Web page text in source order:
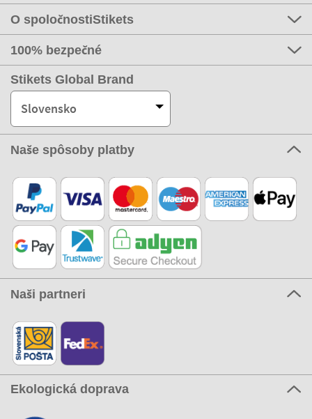
O spoločnostiStikets
100% bezpečné
Stikets Global Brand
Slovensko
Naše spôsoby platby
Naši partneri
Ekologická doprava